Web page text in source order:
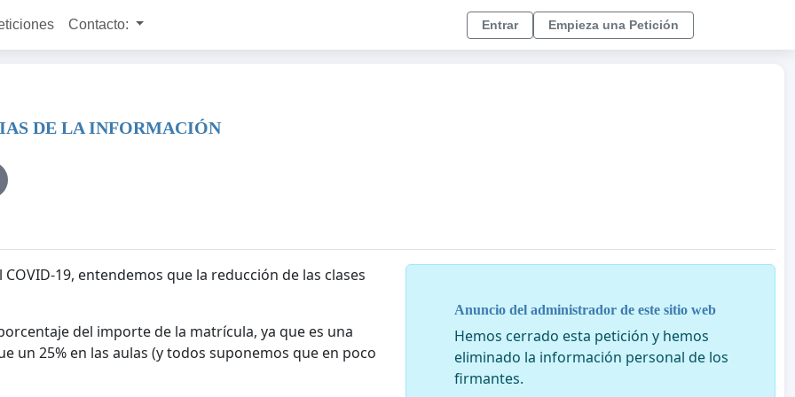
Contacto: Entrar Empieza una Petición
DE LA INFORMACIÓN
19, entendemos que la reducción de las clases
del importe de la matrícula, ya que es una
un 25% en las aulas (y todos suponemos que en poco
Anuncio del administrador de este sitio web
Hemos cerrado esta petición y hemos
eliminado la información personal de los
firmantes.